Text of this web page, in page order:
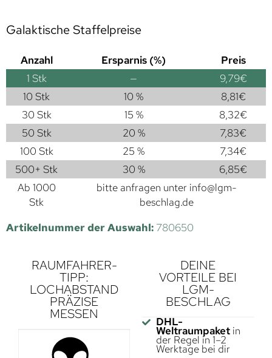
Galaktische Staffelpreise
Anzahl Ersparnis (%)
Preis
1 Stk — 9,79€
10 Stk
10 % 8,81€
30 Stk
15 % 8,32€
50 Stk
20 % 7,83€
100 Stk
25 % 7,34€
500+ Stk
30 % 6,85€
Ab 1000
Stk
bitte anfragen unter info@lgm-
beschlag.de
Artikelnummer der Auswahl: 780650
RAUMFAHRER-
TIPP:
LOCHABSTAND
PRÄZISE
MESSEN
DEINE
VORTEILE BEI
LGM-
BESCHLAG
DHL-
Weltraumpaketin
der Regel in 1–2
Werktage bei dir